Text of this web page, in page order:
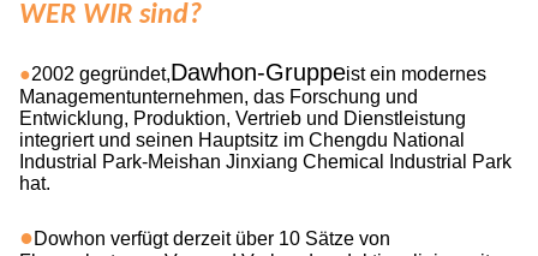
WER WIR sind?
●2002 gegründet,Dawhon-Gruppeist ein modernes
Managementunternehmen, das Forschung und
Entwicklung, Produktion, Vertrieb und Dienstleistung
integriert und seinen Hauptsitz im Chengdu National
Industrial Park-Meishan Jinxiang Chemical Industrial Park
hat.
●Dowhon verfügt derzeit über 10 Sätze von